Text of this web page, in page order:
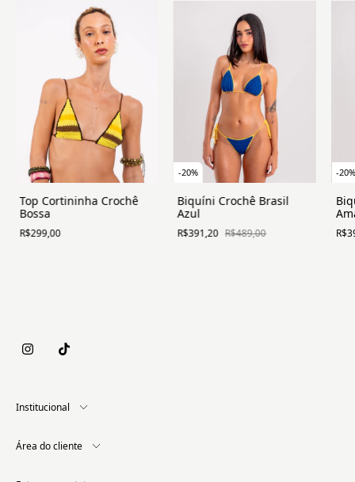
Top Cortininha Crochê
Bossa
R$299,00
-20%
Biquíni Crochê Brasil
Azul
R$391,20 R$489,00
-20
Institucional
Área do cliente